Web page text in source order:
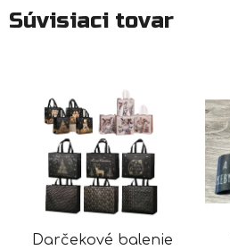
Súvisiaci tovar
Darčekové balenie